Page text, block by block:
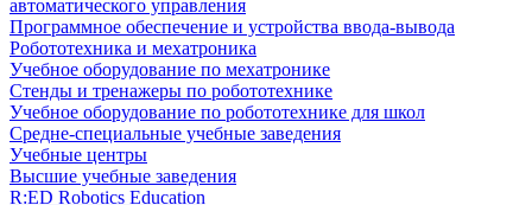
автоматического управления
Программное обеспечение и устройства ввода-вывода
Робототехника и мехатроника
Учебное оборудование по мехатронике
Стенды и тренажеры по робототехнике
Учебное оборудование по робототехнике для школ
Средне-специальные учебные заведения
Учебные центры
Высшие учебные заведения
R:ED Robotics Education